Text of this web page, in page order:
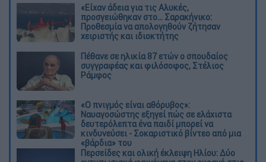
«Είχαν άδεια για τις Αλυκές,
προσγειώθηκαν στο... Σαρακήνικο:
Προθεσμία να απολογηθούν ζήτησαν
χειριστής και ιδιοκτήτης
Πέθανε σε ηλικία 87 ετών ο σπουδαίος
συγγραφέας και φιλόσοφος, Στέλιος
Ράμφος
«Ο πνιγμός είναι αθόρυβος»:
Ναυαγοσώστης εξηγεί πώς σε ελάχιστα
δευτερόλεπτα ένα παιδί μπορεί να
κινδυνεύσει - Σοκαριστικό βίντεο από μια
«βάρδια» του
Περσείδες και ολική έκλειψη Ηλίου: Δύο